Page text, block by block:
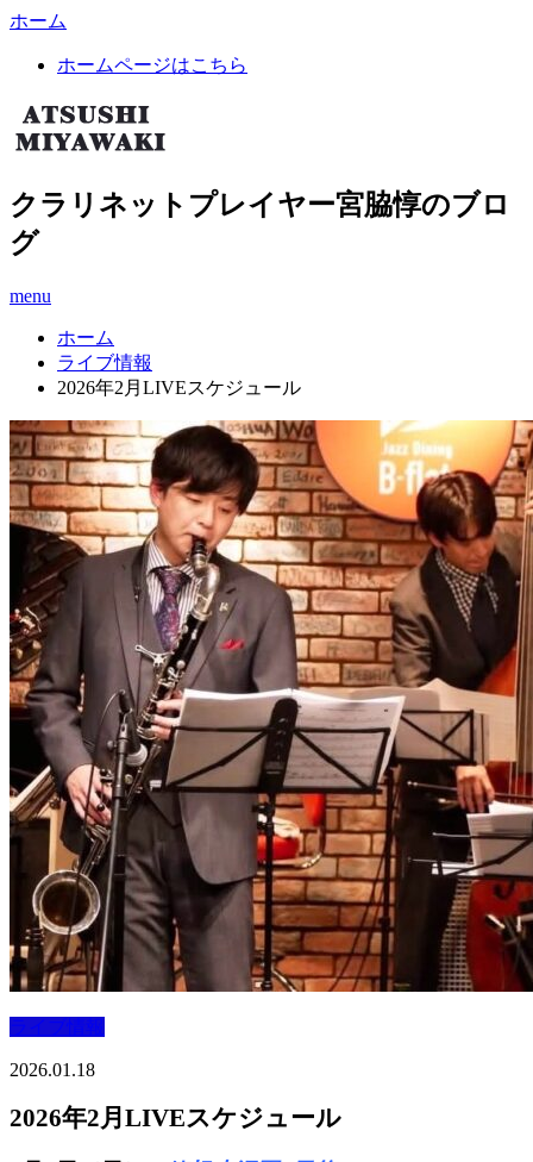
ホーム
ホームページはこちら
クラリネットプレイヤー宮脇惇のブロ
グ
menu
ホーム
ライブ情報
2026年2月LIVEスケジュール
ライブ情報
2026.01.18
2026年2月LIVEスケジュール